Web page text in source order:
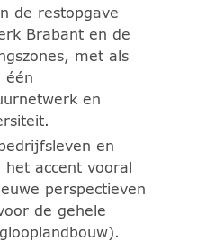
de restopgave
Brabant en de
met als
één
en
en
accent vooral
perspectieven
de gehele